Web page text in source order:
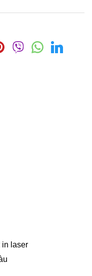
in laser